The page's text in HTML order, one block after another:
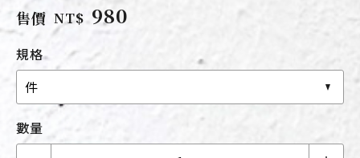
售價 NT$ 980
規格
件
數量